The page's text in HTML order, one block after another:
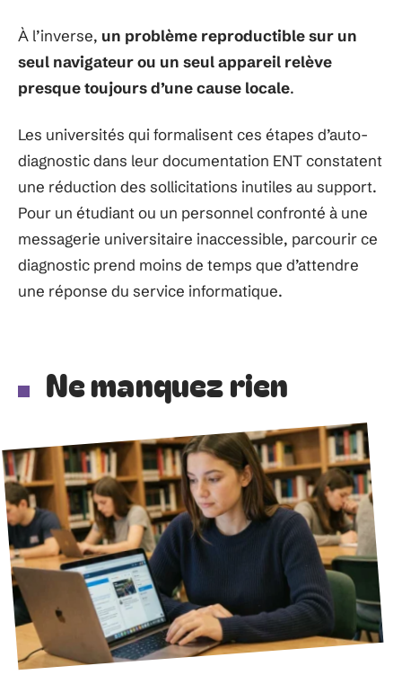
À l’inverse, un problème reproductible sur un
seul navigateur ou un seul appareil relève
presque toujours d’une cause locale.
Les universités qui formalisent ces étapes d’auto-
diagnostic dans leur documentation ENT constatent
une réduction des sollicitations inutiles au support.
Pour un étudiant ou un personnel confronté à une
messagerie universitaire inaccessible, parcourir ce
diagnostic prend moins de temps que d’attendre
une réponse du service informatique.
Ne manquez rien